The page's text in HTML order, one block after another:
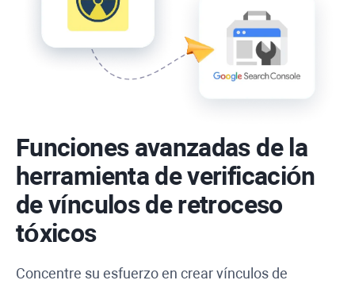
Funciones avanzadas de la
herramienta de verificación
de vínculos de retroceso
tóxicos
Concentre su esfuerzo en crear vínculos de